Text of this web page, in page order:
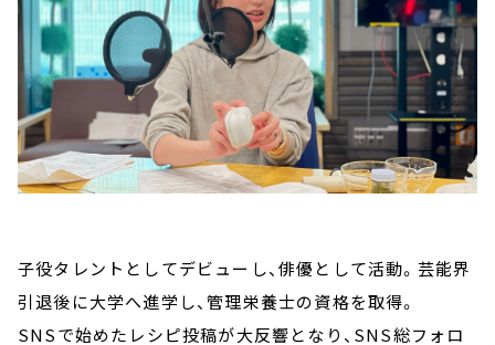
子役タレントとしてデビューし、俳優として活動。芸能界
引退後に大学へ進学し、管理栄養士の資格を取得。
SNSで始めたレシピ投稿が大反響となり、SNS総フォロ